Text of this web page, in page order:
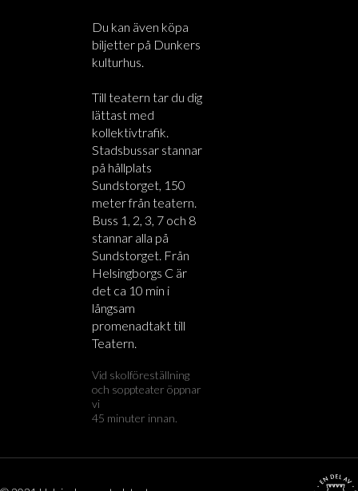
Du kan även köpa
biljetter på Dunkers
kulturhus.
Till teatern tar du dig
lättast med
kollektivtrafik.
Stadsbussar stannar
på hållplats
Sundstorget, 150
meter från teatern.
Buss 1, 2, 3, 7 och 8
stannar alla på
Sundstorget. Från
Helsingborgs C är
det ca 10 min i
långsam
promenadtakt till
Teatern.
Vid skolföreställning
och soppteater öppnar
vi
45 minuter innan.